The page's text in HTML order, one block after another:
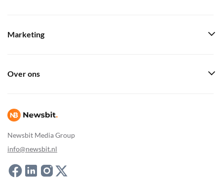
Newsbit Media Group
info@newsbit.nl
Marketing
Over ons